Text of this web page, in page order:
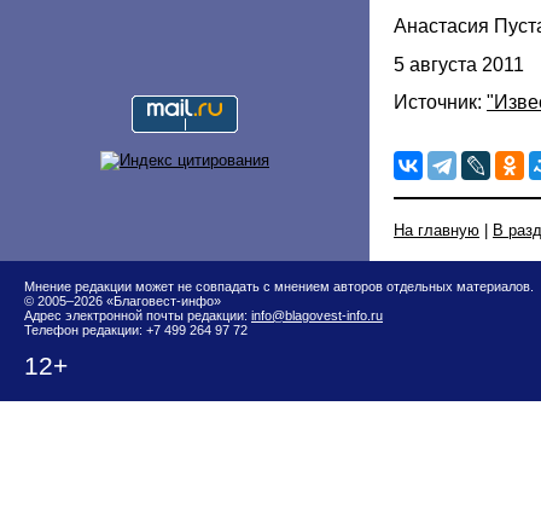
Анастасия
5 августа 2011
Источник:
На главную | В
Мнение редакции может не совпадать с мнением авторов отдельных материалов.
© 2005–2026 «Благовест-инфо»
Адрес электронной почты редакции: info@blagovest-info.ru
Телефон редакции: +7 499 264 97 72
12+